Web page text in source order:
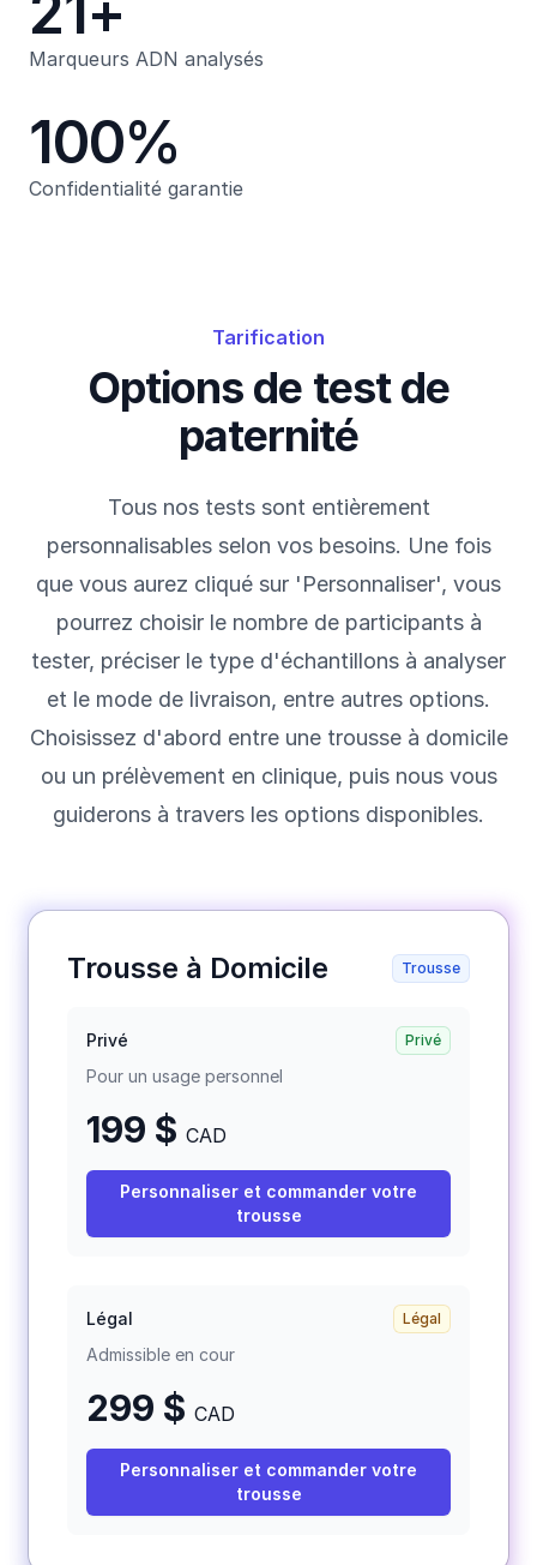
Marqueurs ADN analysés
Confidentialité garantie
100%
Tarification
Options de test de
paternité
Tous nos tests sont entièrement
personnalisables selon vos besoins. Une fois
que vous aurez cliqué sur 'Personnaliser', vous
pourrez choisir le nombre de participants à
tester, préciser le type d'échantillons à analyser
et le mode de livraison, entre autres options.
Choisissez d'abord entre une trousse à domicile
ou un prélèvement en clinique, puis nous vous
guiderons à travers les options disponibles.
Trousse à Domicile Trousse
Privé Privé
Pour un usage personnel
199 $ CAD
Personnaliser et commander votre
trousse
Légal Légal
Admissible en cour
299 $ CAD
Personnaliser et commander votre
trousse